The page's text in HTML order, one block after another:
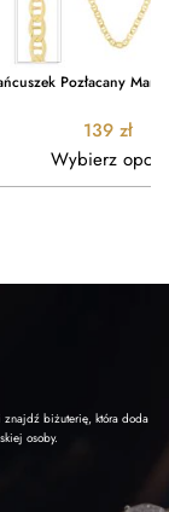
Pozłacany
139 zł
Wybierz opcje
znajdź biżuterię, która doda
osoby.